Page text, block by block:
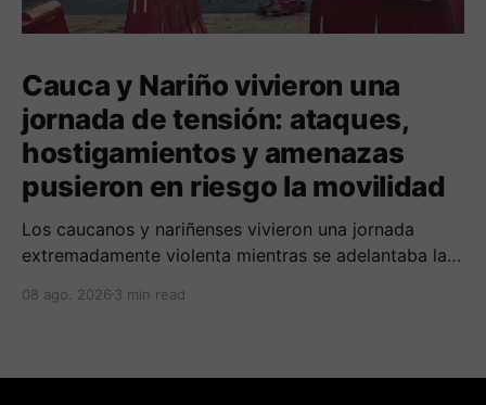
Cauca y Nariño vivieron una
jornada de tensión: ataques,
hostigamientos y amenazas
pusieron en riesgo la movilidad
Los caucanos y nariñenses vivieron una jornada
extremadamente violenta mientras se adelantaba la
presidente de Colombia.
08 ago. 2026 3 min read